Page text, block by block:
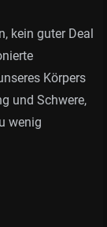
kein guter Deal
Körpers
und Schwere,
wenig